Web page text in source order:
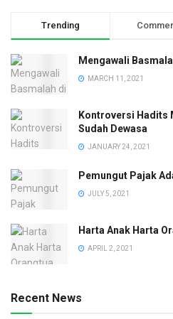
Trending
Mengawali
MARCH 11, 2021
Kontroversi Hadits
Sudah Dewasa
JANUARY 24, 2021
Pemungut Pajak
JULY 5, 2021
Harta Anak Harta
APRIL 2, 2021
Recent News